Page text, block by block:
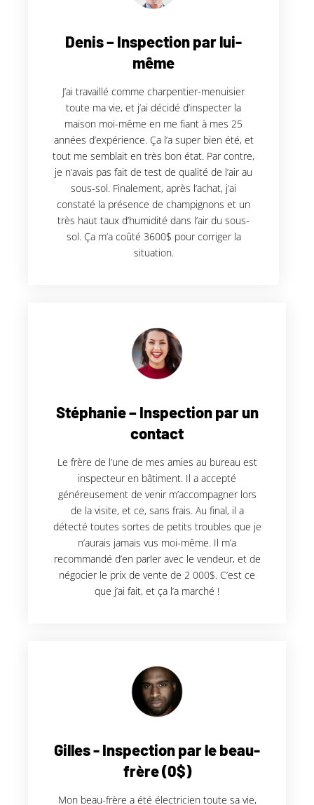
Denis – Inspection par lui-
même
J’ai travaillé comme charpentier-menuisier
toute ma vie, et j’ai décidé d’inspecter la
maison moi-même en me fiant à mes 25
années d’expérience. Ça l’a super bien été, et
tout me semblait en très bon état. Par contre,
je n’avais pas fait de test de qualité de l’air au
sous-sol. Finalement, après l’achat, j’ai
constaté la présence de champignons et un
très haut taux d’humidité dans l’air du sous-
sol. Ça m’a coûté 3600$ pour corriger la
situation.
Stéphanie – Inspection par un
contact
Le frère de l’une de mes amies au bureau est
inspecteur en bâtiment. Il a accepté
généreusement de venir m’accompagner lors
de la visite, et ce, sans frais. Au final, il a
détecté toutes sortes de petits troubles que je
n’aurais jamais vus moi-même. Il m’a
recommandé d’en parler avec le vendeur, et de
négocier le prix de vente de 2 000$. C’est ce
que j’ai fait, et ça l’a marché !
Gilles - Inspection par le beau-
frère (0$)
Mon beau-frère a été électricien toute sa vie,